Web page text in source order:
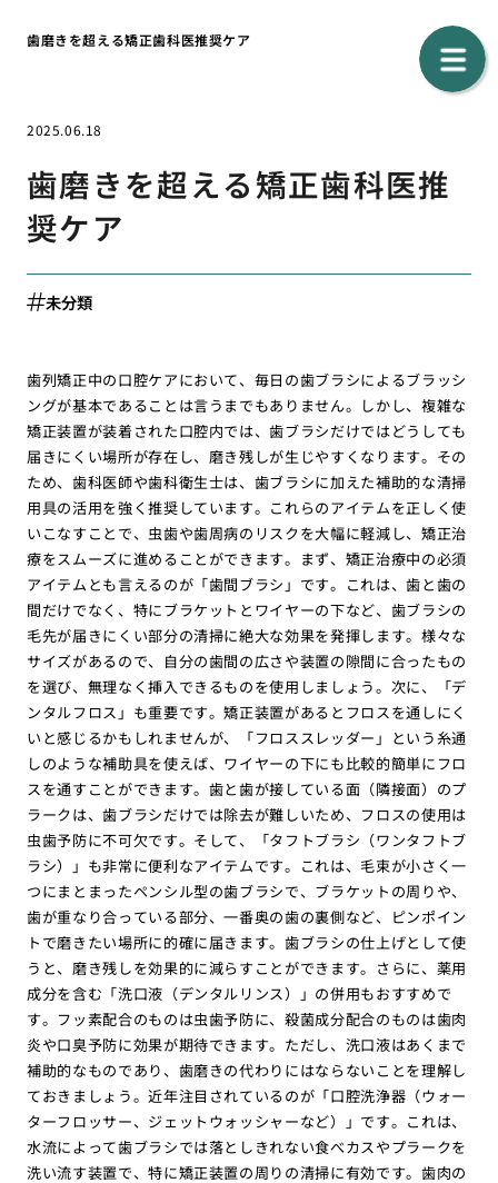
歯磨きを超える矯正歯科医推奨ケア
2025.06.18
歯磨きを超える矯正歯科医推
奨ケア
未分類
歯列矯正中の口腔ケアにおいて、毎日の歯ブラシによるブラッシ
ングが基本であることは言うまでもありません。しかし、複雑な
矯正装置が装着された口腔内では、歯ブラシだけではどうしても
届きにくい場所が存在し、磨き残しが生じやすくなります。その
ため、歯科医師や歯科衛生士は、歯ブラシに加えた補助的な清掃
用具の活用を強く推奨しています。これらのアイテムを正しく使
いこなすことで、虫歯や歯周病のリスクを大幅に軽減し、矯正治
療をスムーズに進めることができます。まず、矯正治療中の必須
アイテムとも言えるのが「歯間ブラシ」です。これは、歯と歯の
間だけでなく、特にブラケットとワイヤーの下など、歯ブラシの
毛先が届きにくい部分の清掃に絶大な効果を発揮します。様々な
サイズがあるので、自分の歯間の広さや装置の隙間に合ったもの
を選び、無理なく挿入できるものを使用しましょう。次に、「デ
ンタルフロス」も重要です。矯正装置があるとフロスを通しにく
いと感じるかもしれませんが、「フロススレッダー」という糸通
しのような補助具を使えば、ワイヤーの下にも比較的簡単にフロ
スを通すことができます。歯と歯が接している面（隣接面）のプ
ラークは、歯ブラシだけでは除去が難しいため、フロスの使用は
虫歯予防に不可欠です。そして、「タフトブラシ（ワンタフトブ
ラシ）」も非常に便利なアイテムです。これは、毛束が小さく一
つにまとまったペンシル型の歯ブラシで、ブラケットの周りや、
歯が重なり合っている部分、一番奥の歯の裏側など、ピンポイン
トで磨きたい場所に的確に届きます。歯ブラシの仕上げとして使
うと、磨き残しを効果的に減らすことができます。さらに、薬用
成分を含む「洗口液（デンタルリンス）」の併用もおすすめで
す。フッ素配合のものは虫歯予防に、殺菌成分配合のものは歯肉
炎や口臭予防に効果が期待できます。ただし、洗口液はあくまで
補助的なものであり、歯磨きの代わりにはならないことを理解し
ておきましょう。近年注目されているのが「口腔洗浄器（ウォー
ターフロッサー、ジェットウォッシャーなど）」です。これは、
水流によって歯ブラシでは落としきれない食べカスやプラークを
洗い流す装置で、特に矯正装置の周りの清掃に有効です。歯肉の